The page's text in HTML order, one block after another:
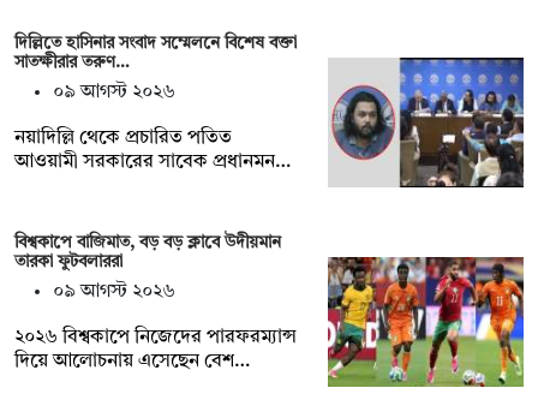
দিল্লিতে হাসিনার সংবাদ সম্মেলনে বিশেষ বক্তা
সাতক্ষীরার তরুণ…
০৯ আগস্ট ২০২৬
নয়াদিল্লি থেকে প্রচারিত পতিত
আওয়ামী সরকারের সাবেক প্রধানমন…
বিশ্বকাপে বাজিমাত, বড় বড় ক্লাবে উদীয়মান
তারকা ফুটবলাররা
০৯ আগস্ট ২০২৬
২০২৬ বিশ্বকাপে নিজেদের পারফরম্যান্স
দিয়ে আলোচনায় এসেছেন বেশ…